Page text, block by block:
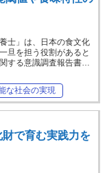
士」は、日本の食文化
旦を担う役割があると
する意識調査報告書…
な社会の実現
で育む実践力を